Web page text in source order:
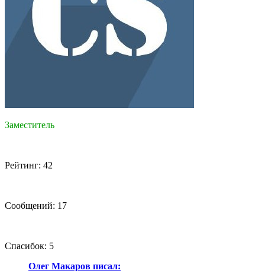
Заместитель
Рейтинг: 42
Сообщений: 17
Спасибок: 5
Олег Макаров писал: